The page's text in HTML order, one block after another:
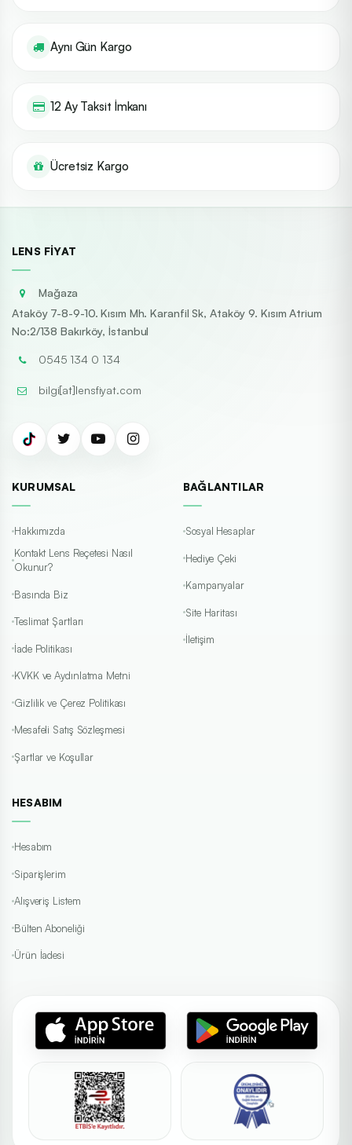
Aynı Gün Kargo
12 Ay Taksit İmkanı
Ücretsiz Kargo
LENS FIYAT
Mağaza
Ataköy 7-8-9-10. Kısım Mh. Karanfil Sk, Ataköy 9. Kısım Atrium
No:2/138 Bakırköy, İstanbul
0545 134 0 134
bilgi[at]lensfiyat.com
KURUMSAL
Hakkımızda
Kontakt Lens Reçetesi Nasıl
Okunur?
Basında Biz
Teslimat Şartları
İade Politikası
KVKK ve Aydınlatma Metni
Gizlilik ve Çerez Politikası
Mesafeli Satış Sözleşmesi
Şartlar ve Koşullar
BAĞLANTILAR
Sosyal Hesaplar
Hediye Çeki
Kampanyalar
Site Haritası
İletişim
HESABIM
Hesabım
Siparişlerim
Alışveriş Listem
Bülten Aboneliği
Ürün İadesi